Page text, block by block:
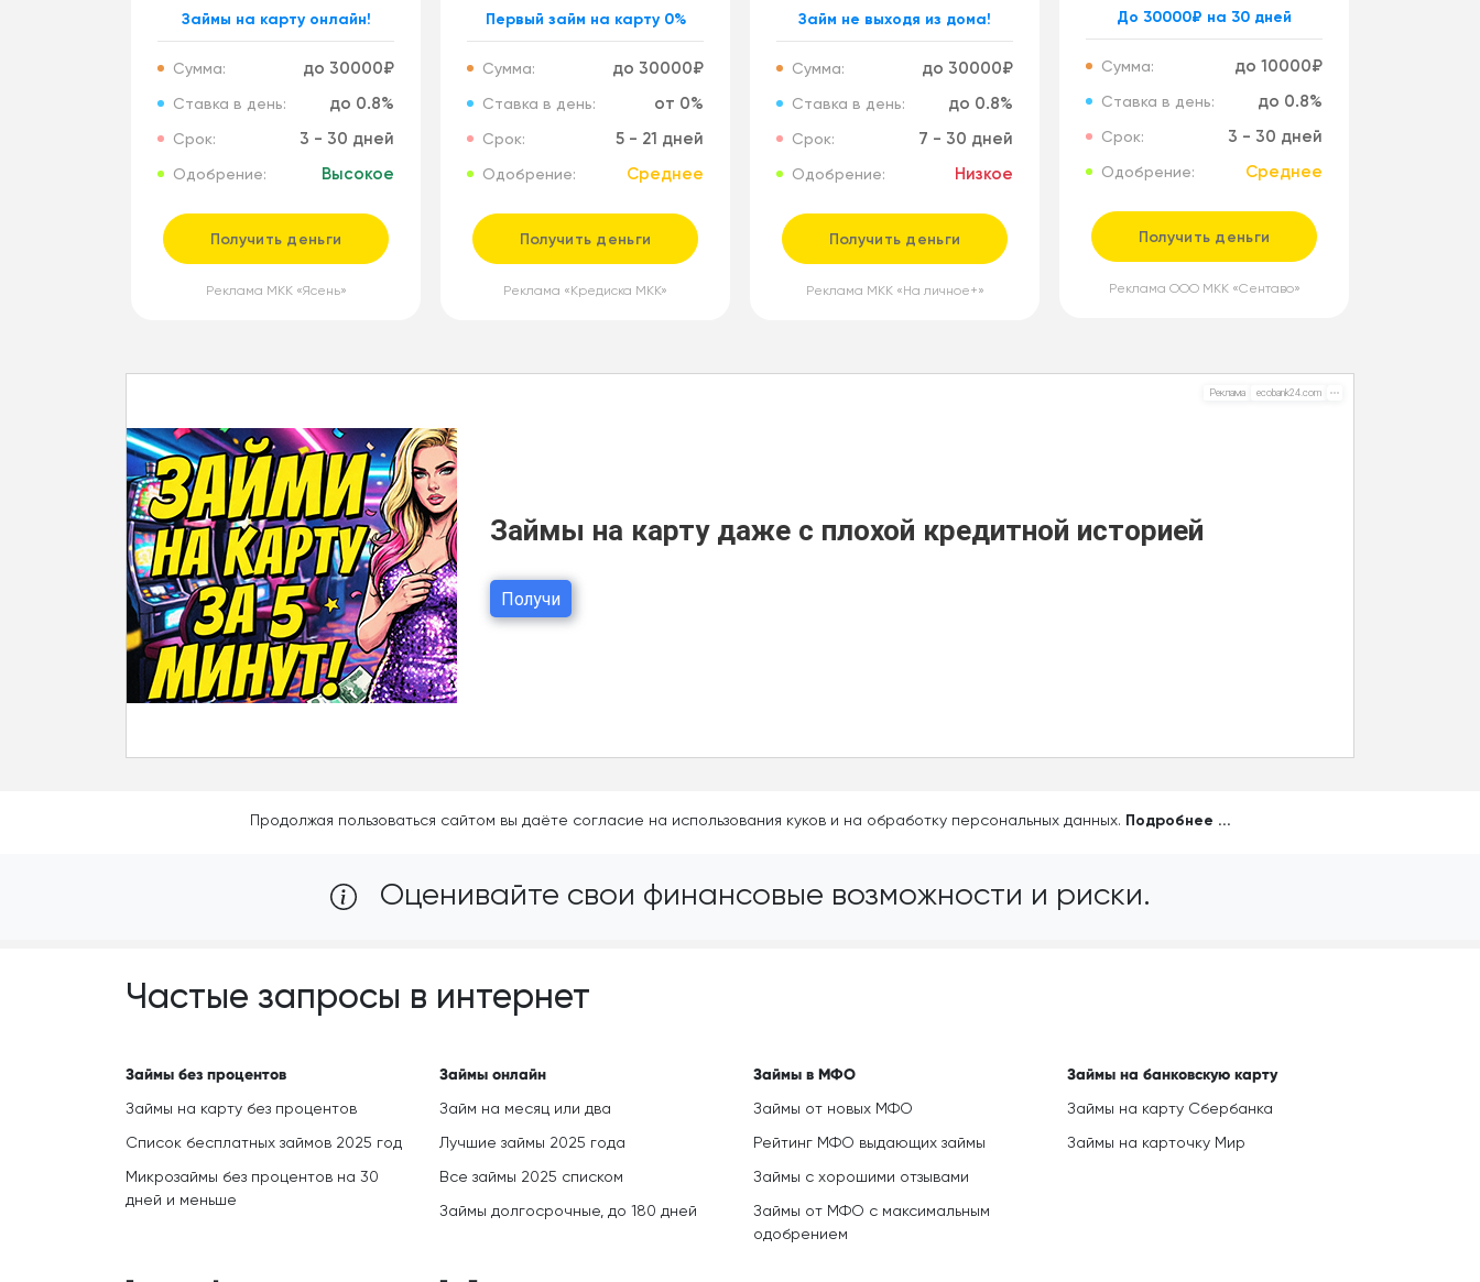
Займы на карту онлайн!
Сумма: до 30000₽
Ставка в день: до 0.8%
Срок: 3 - 30 дней
Одобрение: Высокое
Получить деньги
Реклама МКК «Ясень»
Первый займ на карту 0%
Сумма: до 30000₽
Ставка в день: от 0%
Срок: 5 - 21 дней
Одобрение: Среднее
Получить деньги
Реклама «Кредиска МКК»
Займ не выходя из дома!
Сумма: до 30000₽
Ставка в день: до 0.8%
Срок: 7 - 30 дней
Одобрение: Низкое
Получить деньги
Реклама МКК «На личное+»
До 30000₽ на 30 дней
Сумма: до 10000₽
Ставка в день: до 0.8%
Срок: 3 - 30 дней
Одобрение: Среднее
Получить деньги
Реклама ООО МКК «Сентаво»
Продолжая пользоваться сайтом вы даёте согласие на использования куков и на обработку персональных данных. Подробнее ...
Оценивайте свои финансовые возможности и риски.
Частые запросы в интернет
Займы без процентов
Займы на карту без процентов
Список бесплатных займов 2025 год
Микрозаймы без процентов на 30
дней и меньше
Займы онлайн
Займ на месяц или два
Лучшие займы 2025 года
Все займы 2025 списком
Займы долгосрочные, до 180 дней
Займы в МФО
Займы от новых МФО
Рейтинг МФО выдающих займы
Займы с хорошими отзывами
Займы от МФО с максимальным
одобрением
Займы на банковскую карту
Займы на карту Сбербанка
Займы на карточку Мир